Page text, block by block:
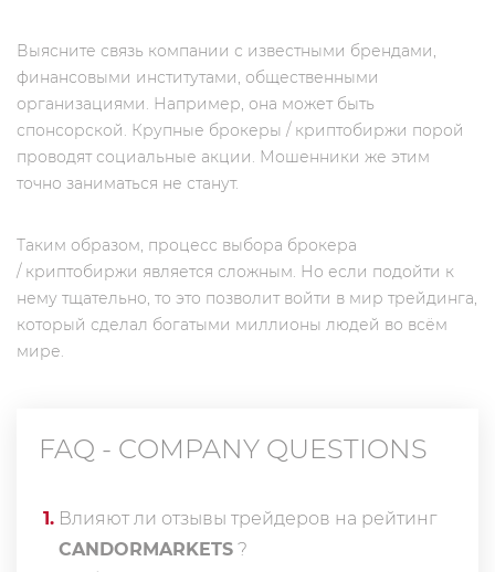
Выясните связь компании с известными брендами,
финансовыми институтами, общественными
организациями. Например, она может быть
спонсорской. Крупные брокеры / криптобиржи порой
проводят социальные акции. Мошенники же этим
точно заниматься не станут.
Таким образом, процесс выбора брокера
/ криптобиржи является сложным. Но если подойти к
нему тщательно, то это позволит войти в мир трейдинга,
который сделал богатыми миллионы людей во всём
мире.
FAQ - COMPANY QUESTIONS
1. Влияют ли отзывы трейдеров на рейтинг
CANDORMARKETS ?